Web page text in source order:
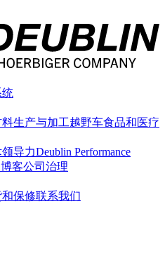
统
料生产与加工越野车食品和医疗
导力Deublin Performance
客公司治理
保修联系我们